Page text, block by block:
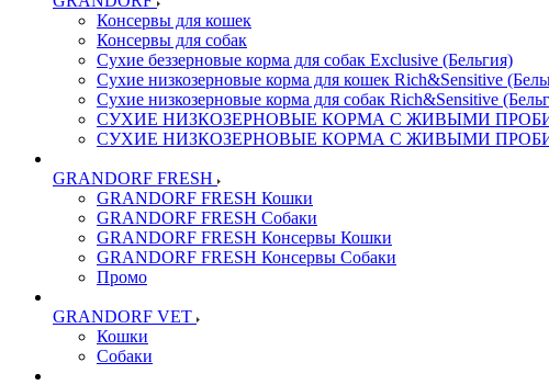
Консервы для кошек
Консервы для собак
Сухие беззерновые корма для собак Exclusive (Бельгия)
Сухие низкозерновые корма для кошек Rich&Sensitive
Сухие низкозерновые корма для собак Rich&Sensitive
СУХИЕ НИЗКОЗЕРНОВЫЕ КОРМА С ЖИВЫМИ
СУХИЕ НИЗКОЗЕРНОВЫЕ КОРМА С ЖИВЫМИ
GRANDORF FRESH
GRANDORF FRESH Кошки
GRANDORF FRESH Собаки
GRANDORF FRESH Консервы Кошки
GRANDORF FRESH Консервы Собаки
Промо
GRANDORF VET
Кошки
Собаки